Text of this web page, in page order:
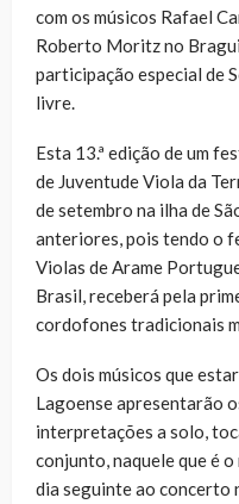
com os músicos Rafael
Roberto Moritz no
participação especial de
livre.
Esta 13.ª edição de um
de Juventude Viola da
de setembro na ilha de
anteriores, pois tendo o
Violas de Arame
Brasil, receberá pela
cordofones tradicionais
Os dois músicos que
Lagoense apresentarão
interpretações a solo,
conjunto, naquele que é
dia seguinte ao concerto